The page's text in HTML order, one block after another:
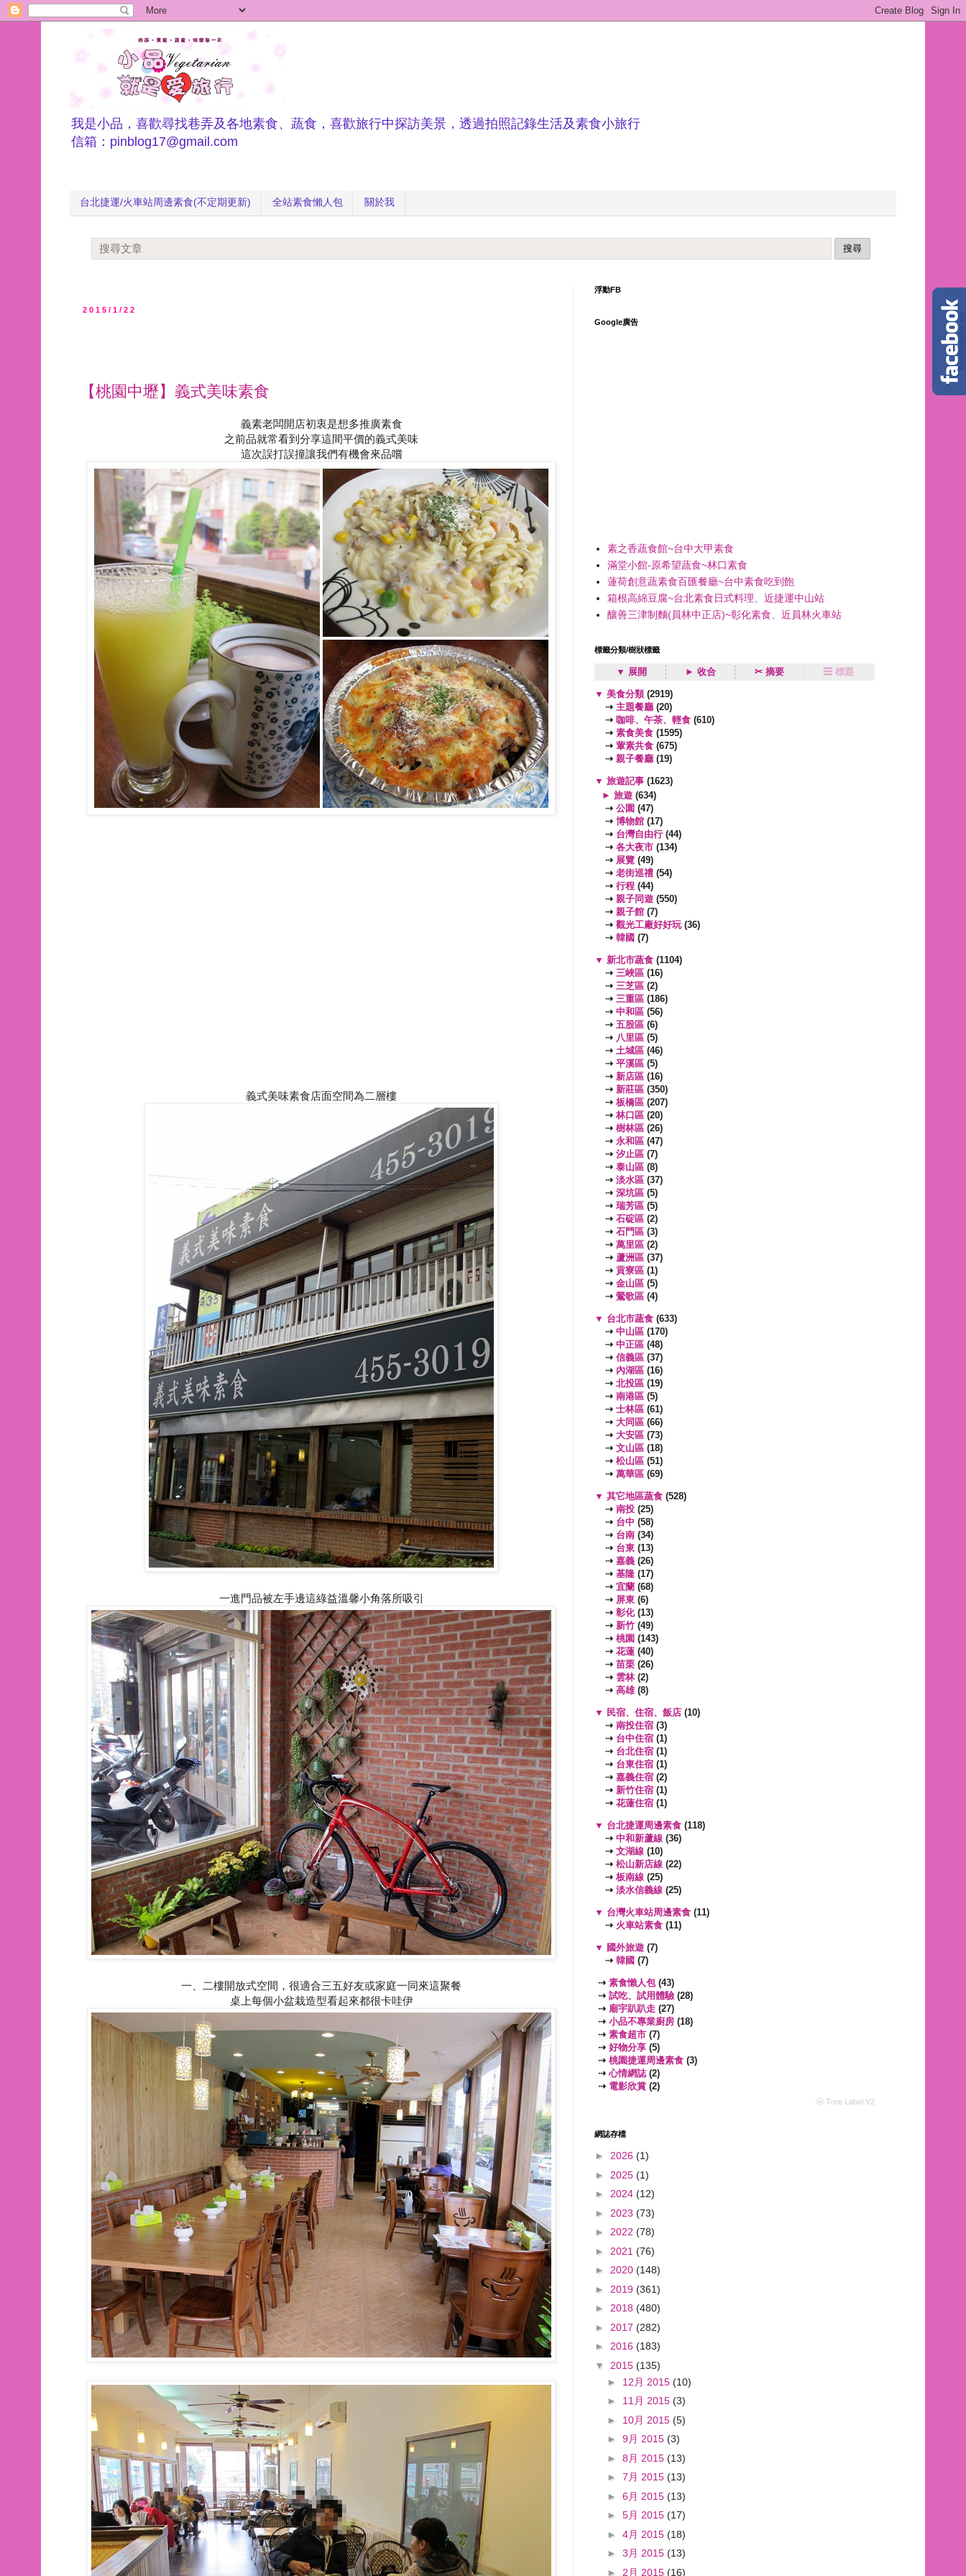
我是小品，喜歡尋找巷弄及各地素食、蔬食，喜歡旅行中探訪美景，透過拍照記錄生活及素食小旅行
信箱：pinblog17@gmail.com
台北捷運/火車站周邊素食(不定期更新) 全站素食懶人包 關於我
2015/1/22
【桃園中壢】義式美味素食
義素老闆開店初衷是想多推廣素食
之前品就常看到分享這間平價的義式美味
這次誤打誤撞讓我們有機會來品嚐
義式美味素食店面空間為二層樓
一進門品被左手邊這綠益溫馨小角落所吸引
一、二樓開放式空間，很適合三五好友或家庭一同來這聚餐
桌上每個小盆栽造型看起來都很卡哇伊
浮動FB
Google廣告
素之香蔬食館~台中大甲素食
滿堂小館-原希望蔬食~林口素食
蓮荷創意蔬素食百匯餐廳~台中素食吃到飽
箱根高綿豆腐~台北素食日式料理、近捷運中山站
釀善三津制麵(員林中正店)~彰化素食、近員林火車站
標籤分類/樹狀標籤
▼ 展開 ► 收合 ✂ 摘要 ☰ 標題
▼ 美食分類 (2919)
⇢ 主題餐廳 (20)
⇢ 咖啡、午茶、輕食 (610)
⇢ 素食美食 (1595)
⇢ 葷素共食 (675)
⇢ 親子餐廳 (19)
▼ 旅遊記事 (1623)
► 旅遊 (634)
⇢ 公園 (47)
⇢ 博物館 (17)
⇢ 台灣自由行 (44)
⇢ 各大夜市 (134)
⇢ 展覽 (49)
⇢ 老街巡禮 (54)
⇢ 行程 (44)
⇢ 親子同遊 (550)
⇢ 親子館 (7)
⇢ 觀光工廠好好玩(36)
⇢ 韓國 (7)
▼ 新北市蔬食 (1104)
⇢ 三峽區 (16)
⇢ 三芝區 (2)
⇢ 三重區 (186)
⇢ 中和區 (56)
⇢ 五股區 (6)
⇢ 八里區 (5)
⇢ 土城區 (46)
⇢ 平溪區 (5)
⇢ 新店區 (16)
⇢ 新莊區 (350)
⇢ 板橋區 (207)
⇢ 林口區 (20)
⇢ 樹林區 (26)
⇢ 永和區 (47)
⇢ 汐止區 (7)
⇢ 泰山區 (8)
⇢ 淡水區 (37)
⇢ 深坑區 (5)
⇢ 瑞芳區 (5)
⇢ 石碇區 (2)
⇢ 石門區 (3)
⇢ 萬里區 (2)
⇢ 蘆洲區 (37)
⇢ 貢寮區 (1)
⇢ 金山區 (5)
⇢ 鶯歌區 (4)
▼ 台北市蔬食 (633)
⇢ 中山區 (170)
⇢ 中正區 (48)
⇢ 信義區 (37)
⇢ 內湖區 (16)
⇢ 北投區 (19)
⇢ 南港區 (5)
⇢ 士林區 (61)
⇢ 大同區 (66)
⇢ 大安區 (73)
⇢ 文山區 (18)
⇢ 松山區 (51)
⇢ 萬華區 (69)
▼ 其它地區蔬食 (528)
⇢ 南投 (25)
⇢ 台中 (58)
⇢ 台南 (34)
⇢ 台東 (13)
⇢ 嘉義 (26)
⇢ 基隆 (17)
⇢ 宜蘭 (68)
⇢ 屏東 (6)
⇢ 彰化(13)
⇢ 新竹 (49)
⇢ 桃園 (143)
⇢ 花蓮 (40)
⇢ 苗栗 (26)
⇢ 雲林(2)
⇢ 高雄(8)
▼ 民宿、住宿、飯店 (10)
⇢ 南投住宿 (3)
⇢ 台中住宿 (1)
⇢ 台北住宿 (1)
⇢ 台東住宿 (1)
⇢ 嘉義住宿 (2)
⇢ 新竹住宿 (1)
⇢ 花蓮住宿 (1)
▼ 台北捷運周邊素食 (118)
⇢ 中和新蘆線 (36)
⇢ 文湖線 (10)
⇢ 松山新店線 (22)
⇢ 板南線 (25)
⇢ 淡水信義線 (25)
▼ 台灣火車站周邊素食 (11)
⇢ 火車站素食 (11)
▼ 國外旅遊 (7)
⇢ 韓國 (7)
⇢ 素食懶人包(43)
⇢ 試吃、試用體驗(28)
⇢ 廟宇趴趴走 (27)
⇢ 小品不專業廚房 (18)
⇢ 素食超市 (7)
⇢ 好物分享 (5)
⇢ 桃園捷運周邊素食 (3)
⇢心情網誌 (2)
⇢ 電影欣賞 (2)
ⓦ Tree Label V2
網誌存檔
► 2026 (1)
► 2025 (1)
► 2024 (12)
► 2023 (73)
► 2022 (78)
► 2021 (76)
► 2020 (148)
► 2019 (361)
► 2018 (480)
► 2017 (282)
► 2016 (183)
▼ 2015 (135)
► 12月 2015 (10)
► 11月 2015 (3)
► 10月 2015 (5)
► 9月 2015 (3)
► 8月 2015 (13)
► 7月 2015 (13)
► 6月 2015 (13)
► 5月 2015 (17)
► 4月 2015 (18)
► 3月 2015 (13)
► 2月 2015 (16)